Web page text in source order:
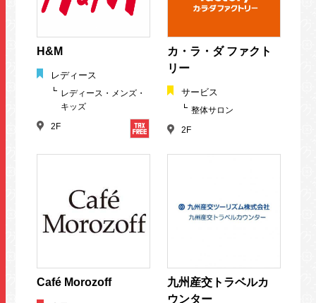
H&M
レディース
レディース・メンズ・
キッズ
2F
カ・ラ・ダ ファクト
リー
サービス
整体サロン
2F
Café Morozoff
九州産交トラベルカ
ウンター